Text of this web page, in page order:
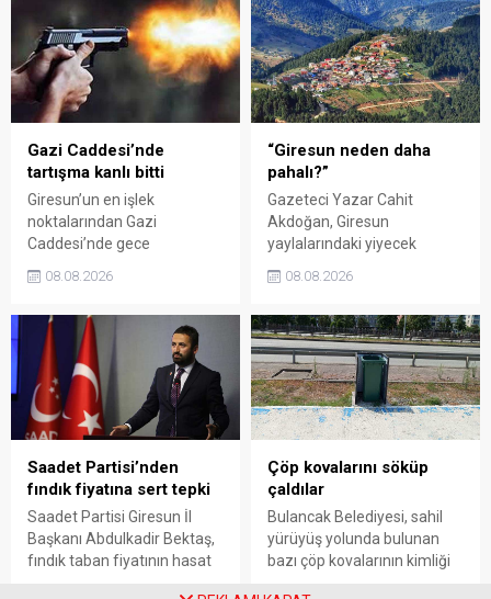
organizasyonun ardından
Kadın El Emeği Pazarı'nın
süresi de 16 Ağustos'a
kadar uzatıldı.
eleştirdi. Taşgöz, üreticinin
emeğinin karşılığını
alamadığını savunarak,
Giresun milletvekillerini
sessiz kalmakla suçladı.
Gazi Caddesi’nde
tartışma kanlı bitti
Giresun’un en işlek
noktalarından Gazi
Caddesi’nde gece
saatlerinde çıkan silahlı
kavgada A.E. ayağından
bölgede kısa süreli panik
yaşanırken polis geniş çaplı
soruşturma başlattı.
08.08.2026
“Giresun neden daha
pahalı?”
Gazeteci Yazar Cahit
Akdoğan, Giresun
yaylalarındaki yiyecek
fiyatlarının çevre illere göre
belirgin biçimde yüksek
Valiliği, Tarım ve Orman İl
Müdürlüğü ile ilgili kurumları
denetime çağırdı. Akdoğan,
yüzde 50’ye ulaşan fiyat
farklarının araştırılması
gerektiğini söyledi.
08.08.2026
Saadet Partisi’nden
fındık fiyatına sert tepki
Saadet Partisi Giresun İl
Başkanı Abdulkadir Bektaş,
fındık taban fiyatının hasat
Çöp kovalarını söküp
çaldılar
Bulancak Belediyesi, sahil
yürüyüş yolunda bulunan
bazı çöp kovalarının kimliği
08.08.2026